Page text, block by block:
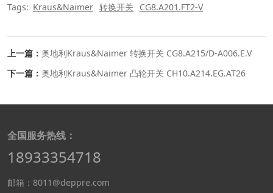
Tags: Kraus&Naimer 转换开关 CG8.A201.FT2-V
上一篇： 奥地利Kraus&Naimer 转换开关 CG8.A215/D-A006.E.V
下一篇： 奥地利Kraus&Naimer 凸轮开关 CH10.A214.EG.AT26
全国服务热线：
18933354718
邮箱：8011@deppre.com